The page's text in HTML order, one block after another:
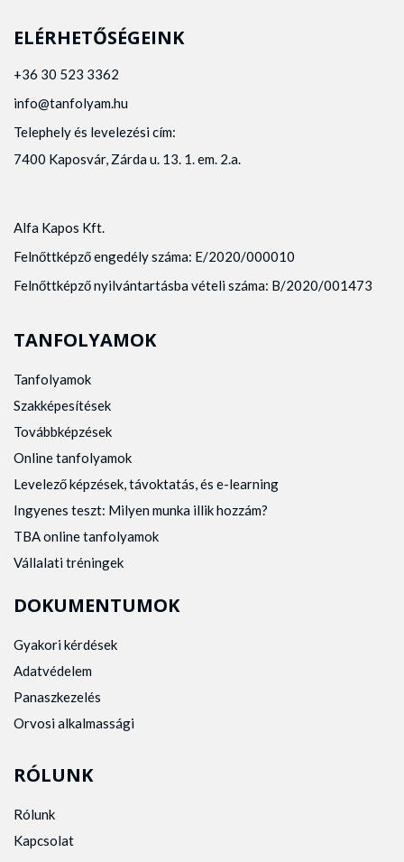
ELÉRHETŐSÉGEINK
+36 30 523 3362
info@tanfolyam.hu
Telephely és levelezési cím:
7400 Kaposvár, Zárda u. 13. 1. em. 2.a.
Alfa Kapos Kft.
Felnőttképző engedély száma: E/2020/000010
Felnőttképző nyilvántartásba vételi száma: B/2020/001473
TANFOLYAMOK
Tanfolyamok
Szakképesítések
Továbbképzések
Online tanfolyamok
Levelező képzések, távoktatás, és e-learning
Ingyenes teszt: Milyen munka illik hozzám?
TBA online tanfolyamok
Vállalati tréningek
DOKUMENTUMOK
Gyakori kérdések
Adatvédelem
Panaszkezelés
Orvosi alkalmassági
RÓLUNK
Rólunk
Kapcsolat